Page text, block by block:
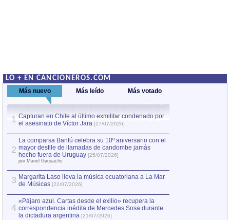
LO + EN CANCIONEROS.COM
Más nuevo Más leído Más votado
1 Capturan en Chile al último exmilitar condenado por
el asesinato de Víctor Jara [27/07/2026]
2
La comparsa Bantú celebra su 10º aniversario con el
mayor desfile de llamadas de candombe jamás
hecho fuera de Uruguay [25/07/2026]
por Manel Gausachs
3 Margarita Laso lleva la música ecuatoriana a La Mar
de Músicas [22/07/2026]
4
«Pájaro azul. Cartas desde el exilio» recupera la
correspondencia inédita de Mercedes Sosa durante
la dictadura argentina [21/07/2026]